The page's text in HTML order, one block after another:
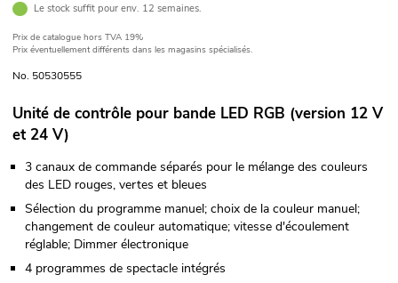
Le stock suffit pour env. 12 semaines.
Prix de catalogue hors TVA 19%
Prix éventuellement différents dans les magasins spécialisés.
No. 50530555
Unité de contrôle pour bande LED RGB (version 12 V
et 24 V)
3 canaux de commande séparés pour le mélange des couleurs
des LED rouges, vertes et bleues
Sélection du programme manuel; choix de la couleur manuel;
changement de couleur automatique; vitesse d'écoulement
réglable; Dimmer électronique
4 programmes de spectacle intégrés